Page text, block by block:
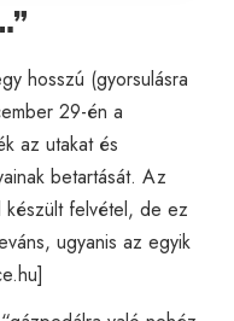
hosszú (gyorsulásra
29-én a
az utakat és
betartását. Az
felvétel, de ez
ugyanis az egyik
]